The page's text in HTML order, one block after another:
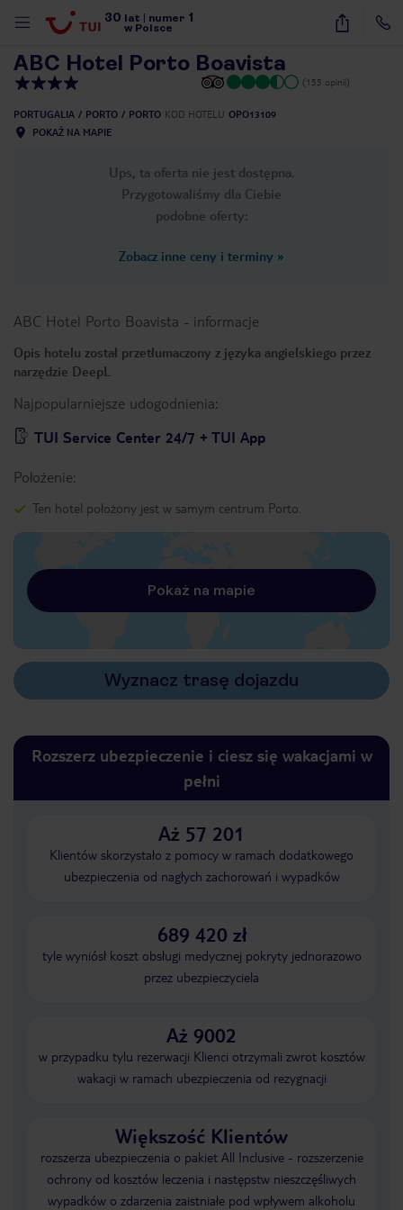
30 lat numer 1
w Polsce
19
ABC Hotel Porto Boavista
(155 opinii)
PORTUGALIA PORTO PORTO KOD HOTELU OPO13109
POKAŻ NA MAPIE
Ups, ta oferta nie jest dostępna.
Przygotowaliśmy dla Ciebie
podobne oferty:
Zobacz inne ceny i terminy »
ABC Hotel Porto Boavista - informacje
Opis hotelu został przetłumaczony z języka angielskiego przez
narzędzie DeepL
Najpopularniejsze udogodnienia:
TUI Service Center 24/7 + TUI App
Położenie:
Ten hotel położony jest w samym centrum Porto.
Pokaż na mapie
Wyznacz trasę dojazdu
Rozszerz ubezpieczenie i ciesz się wakacjami w
pełni
Aż 57 201
Klientów skorzystało z pomocy w ramach dodatkowego
ubezpieczenia od nagłych zachorowań i wypadków
689 420 zł
tyle wyniósł koszt obsługi medycznej pokryty jednorazowo
przez ubezpieczyciela
Aż 9002
w przypadku tylu rezerwacji Klienci otrzymali zwrot kosztów
wakacji w ramach ubezpieczenia od rezygnacji
Większość Klientów
rozszerza ubezpieczenia o pakiet All Inclusive - rozszerzenie
ochrony od kosztów leczenia i następstw nieszczęśliwych
wypadków o zdarzenia zaistniałe pod wpływem alkoholu